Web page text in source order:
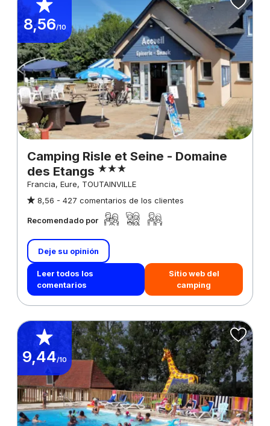
8,56/10
Camping Risle et Seine - Domaine
des Etangs
Francia, Eure, TOUTAINVILLE
8,56 - 427 comentarios de los clientes
Recomendado por
Deje su opinión
Leer todos los
comentarios
Sitio web del
camping
9,44/10